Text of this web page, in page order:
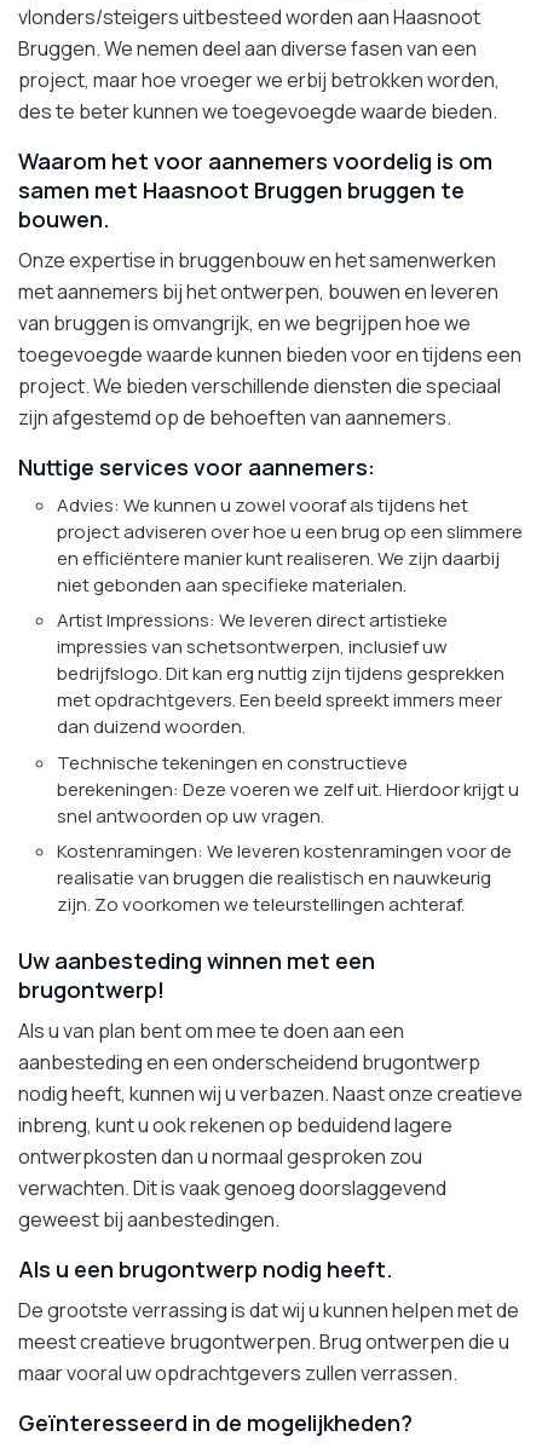
vlonders/steigers uitbesteed worden aan Haasnoot
Bruggen. We nemen deel aan diverse fasen van een
project, maar hoe vroeger we erbij betrokken worden,
des te beter kunnen we toegevoegde waarde bieden.
Waarom het voor aannemers voordelig is om
samen met Haasnoot Bruggen bruggen te
bouwen.
Onze expertise in bruggenbouw en het samenwerken
met aannemers bij het ontwerpen, bouwen en leveren
van bruggen is omvangrijk, en we begrijpen hoe we
toegevoegde waarde kunnen bieden voor en tijdens een
project. We bieden verschillende diensten die speciaal
zijn afgestemd op de behoeften van aannemers.
Nuttige services voor aannemers:
Advies: We kunnen u zowel vooraf als tijdens het
project adviseren over hoe u een brug op een slimmere
en efficiëntere manier kunt realiseren. We zijn daarbij
niet gebonden aan specifieke materialen.
Artist Impressions: We leveren direct artistieke
impressies van schetsontwerpen, inclusief uw
bedrijfslogo. Dit kan erg nuttig zijn tijdens gesprekken
met opdrachtgevers. Een beeld spreekt immers meer
dan duizend woorden.
Technische tekeningen en constructieve
berekeningen: Deze voeren we zelf uit. Hierdoor krijgt u
snel antwoorden op uw vragen.
Kostenramingen: We leveren kostenramingen voor de
realisatie van bruggen die realistisch en nauwkeurig
zijn. Zo voorkomen we teleurstellingen achteraf.
Uw aanbesteding winnen met een
brugontwerp!
Als u van plan bent om mee te doen aan een
aanbesteding en een onderscheidend brugontwerp
nodig heeft, kunnen wij u verbazen. Naast onze creatieve
inbreng, kunt u ook rekenen op beduidend lagere
ontwerpkosten dan u normaal gesproken zou
verwachten. Dit is vaak genoeg doorslaggevend
geweest bij aanbestedingen.
Als u een brugontwerp nodig heeft.
De grootste verrassing is dat wij u kunnen helpen met de
meest creatieve brugontwerpen. Brug ontwerpen die u
maar vooral uw opdrachtgevers zullen verrassen.
Geïnteresseerd in de mogelijkheden?